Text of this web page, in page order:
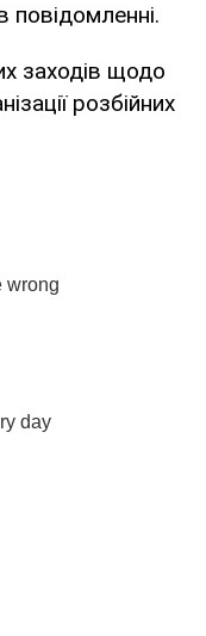
повідомленні.
заходів щодо
розбійних